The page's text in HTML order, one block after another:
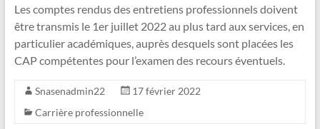
Les comptes rendus des entretiens professionnels doivent
être transmis le 1er juillet 2022 au plus tard aux services, en
particulier académiques, auprès desquels sont placées les
CAP compétentes pour l’examen des recours éventuels.
Snasenadmin22
17 février 2022
Carrière professionnelle